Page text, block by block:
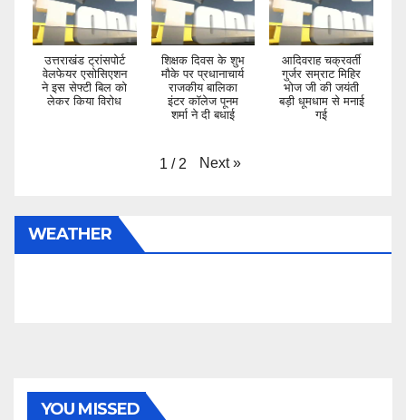
उत्तराखंड ट्रांसपोर्ट
वेलफेयर एसोसिएशन
ने इस सेफ्टी बिल को
लेकर किया विरोध
शिक्षक दिवस के शुभ
मौके पर प्रधानाचार्य
राजकीय बालिका
इंटर कॉलेज पूनम
शर्मा ने दी बधाई
आदिवराह चक्रवर्ती
गुर्जर सम्राट मिहिर
भोज जी की जयंती
बड़ी धूमधाम से मनाई
गई
1 / 2 Next »
WEATHER
YOU MISSED